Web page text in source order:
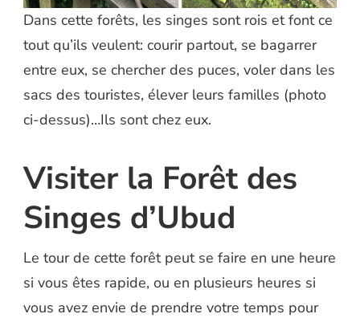
Dans cette forêts, les singes sont rois et font ce
tout qu’ils veulent: courir partout, se bagarrer
entre eux, se chercher des puces, voler dans les
sacs des touristes, élever leurs familles (photo
ci-dessus)…Ils sont chez eux.
Visiter la Forêt des
Singes d’Ubud
Le tour de cette forêt peut se faire en une heure
si vous êtes rapide, ou en plusieurs heures si
vous avez envie de prendre votre temps pour